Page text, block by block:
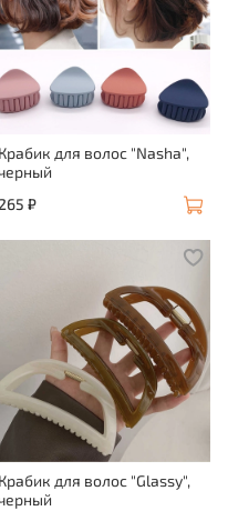
Крабик для волос "Nasha",
265 ₽
Крабик для волос "Glassy",